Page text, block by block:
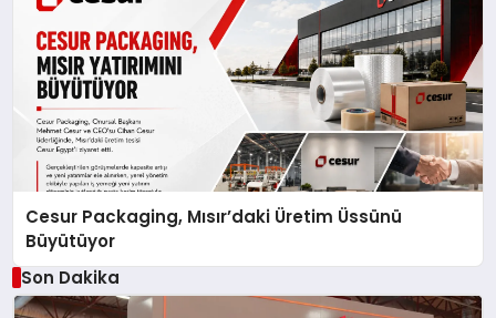
Cesur Packaging, Mısır’daki Üretim Üssünü
Büyütüyor
Son Dakika